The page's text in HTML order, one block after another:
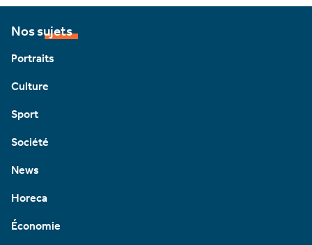
Nos sujets
Portraits
Culture
Sport
Société
News
Horeca
Économie